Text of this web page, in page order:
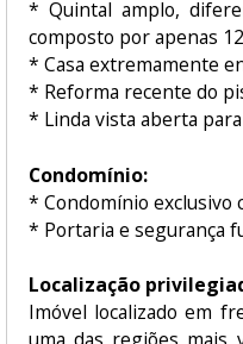
* Quintal amplo,
composto por apenas
* Casa extremamente
* Reforma recente do
* Linda vista aberta
Condomínio:
* Condomínio exclusivo
* Portaria e segurança
Localização
Imóvel localizado em